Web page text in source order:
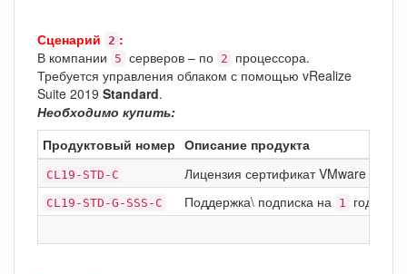
Сценарий 2 :
В компании
5 серверов – по 2
процессора.
Требуется управления облаком с помощью vRealize
Suite 2019 Standard.
Необходимо купить:
Продуктовый номер Описание продукта
CL19-STD-C Лицензия сертификат VMware
CL19-STD-G-SSS-C Поддержка\ подписка на 1 год